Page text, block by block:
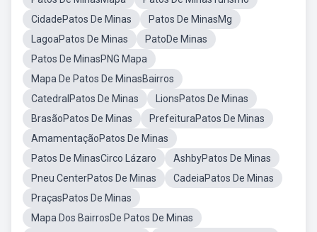
CidadePatos De Minas
Patos De MinasMg
LagoaPatos De Minas
PatoDe Minas
Patos De MinasPNG Mapa
Mapa De Patos De MinasBairros
CatedralPatos De Minas
LionsPatos De Minas
BrasãoPatos De Minas
PrefeituraPatos De Minas
AmamentaçãoPatos De Minas
Patos De MinasCirco Lázaro
AshbyPatos De Minas
Pneu CenterPatos De Minas
CadeiaPatos De Minas
PraçasPatos De Minas
Mapa Dos BairrosDe Patos De Minas